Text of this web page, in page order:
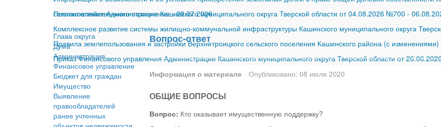
сельскохозяйственного назначения-29.07.2026
Постановление Администрации Кашинского муниципального округа Тверской области от 04.08.2026 №700 -
Комплексное развитие системы жилищно-коммунальной инфраструктуры Кашинского муниципального округа
Правила землепользования и застройки Верхнетроицкого сельского поселения Кашинского района (с изменениями)
Приказ Финансового управления Администрации Кашинского муниципального округа Тверской области от
Глава округа
Дума
Администрация
Финансовое управление
Бюджет для граждан
Имущество
Выявление
правообладателей
ранее учтенных
Вопрос-ответ
Информация о материале Опубликовано: 08 июля 2020
ОБЩИЕ ВОПРОСЫ
Вопрос: Кто оказывает имущественную поддержку?